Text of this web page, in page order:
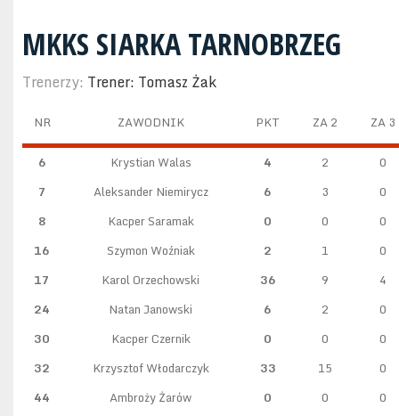
MKKS SIARKA TARNOBRZEG
Trenerzy: Trener: Tomasz Żak
NR ZAWODNIK PKT ZA 2 ZA 3
6 Krystian Walas 4 2
0
7
Aleksander Niemirycz 6 3
0
8
Kacper Saramak 0 0
0
16
Szymon Woźniak 2 1
0
17
Karol Orzechowski 36 9
4
24
Natan Janowski 6 2
0
30
Kacper Czernik 0 0
0
32
Krzysztof Włodarczyk 33 15
0
44
Ambroży Żarów 0 0
0